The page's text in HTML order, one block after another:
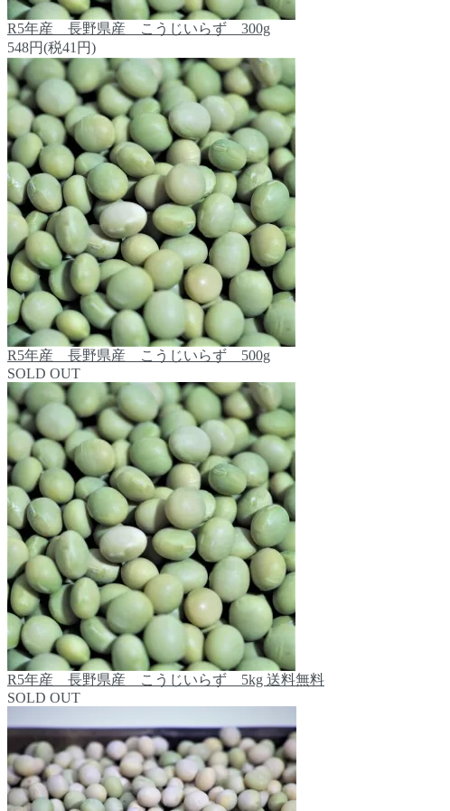
R5年産 長野県産 こうじいらず 300g
548円(税41円)
R5年産 長野県産 こうじいらず 500g
SOLD OUT
R5年産 長野県産 こうじいらず 5kg 送料無料
SOLD OUT